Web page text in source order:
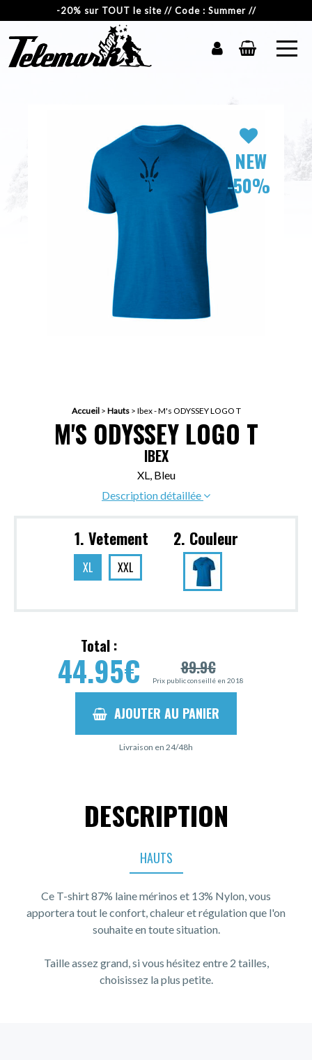
-20% sur TOUT le site // Code : Summer //
NEW
-50%
Accueil> Hauts> Ibex - M's ODYSSEY LOGO T
M'S ODYSSEY LOGO T
IBEX
XL, Bleu
Description détaillée
1. Vetement
XL XXL
2. Couleur
Total :
44.95€ 89.9€
Prix public conseillé en 2018
AJOUTER AU PANIER
Livraison en 24/48h
DESCRIPTION
HAUTS
Ce T-shirt 87% laine mérinos et 13% Nylon, vous
apportera tout le confort, chaleur et régulation que l'on
souhaite en toute situation.
Taille assez grand, si vous hésitez entre 2 tailles,
choisissez la plus petite.